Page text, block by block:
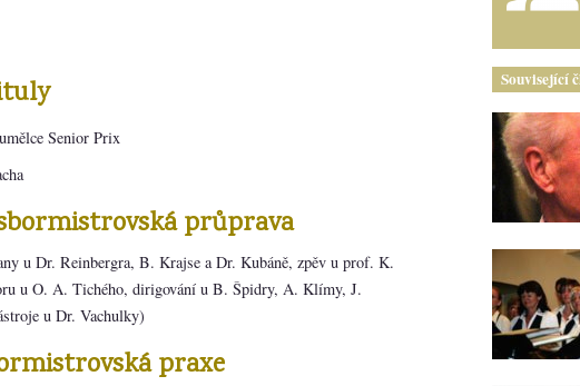
Senior Prix
průprava
u Dr. Reinbergra, B. Krajse a Dr. Kubáně, zpěv u prof. K.
u O. A. Tichého, dirigování u B. Špidry, A. Klímy, J.
u Dr. Vachulky)
praxe
Související